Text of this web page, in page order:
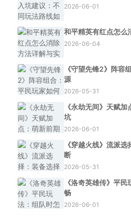
2026-06-01
和平精英有红点怎么
2026-06-04
《守望先锋2》阵容
源
2026-05-31
《永劫无间》天赋
坑
2026-06-01
《穿越火线》流派
断
2026-05-31
《洛奇英雄传》平
畅
2026-06-01